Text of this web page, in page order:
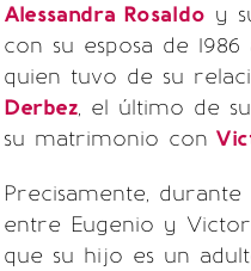
Alessandra Rosaldo y
con su esposa de 1986
quien tuvo de su
Derbez, el último de
su matrimonio con
Precisamente,
entre Eugenio y
que su hijo es un